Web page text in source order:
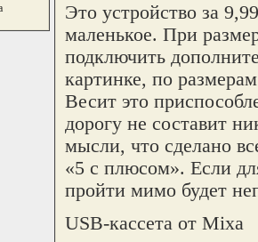
Это устройство за
маленькое. При
подключить
картинке, по
Весит это
дорогу не составит
мысли, что сделано
«5 с плюсом». Если
пройти мимо будет
USB-кассета от Mixa